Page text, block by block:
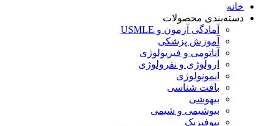
خانه
دسته‌بندی محصولات
آمادگی آزمون و USMLE
آموزش پزشکی
آناتومی و فیزیولوژی
ارولوژی و نفرولوژی
ایمونولوژی
بافت شناسی
بیهوشی
بیوشیمی و شیمی
بیوفیزیک